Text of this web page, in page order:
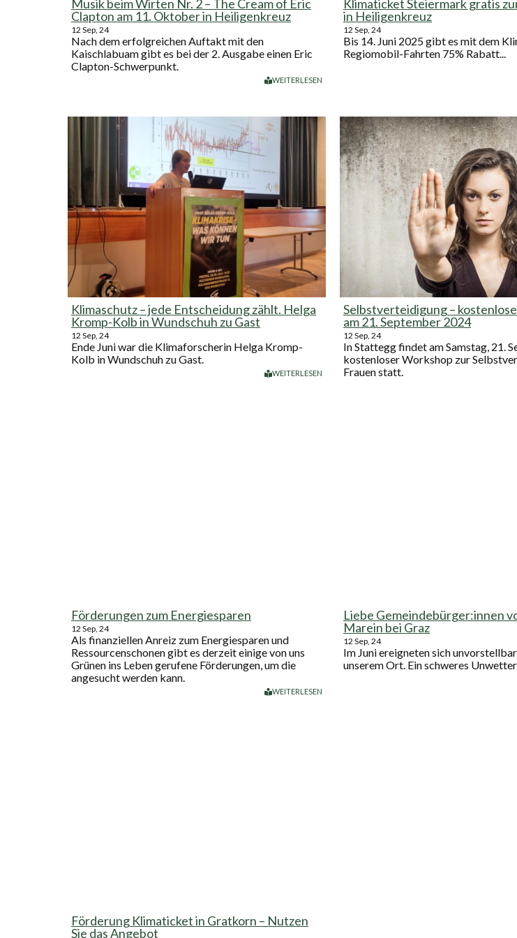
Musik beim Wirten Nr. 2 – The Cream of Eric
Clapton am 11. Oktober in Heiligenkreuz
12 Sep, 24
Nach dem erfolgreichen Auftakt mit den
Kaischlabuam gibt es bei der 2. Ausgabe einen Eric
Clapton-Schwerpunkt.
WEITERLESEN
Klimaticket Steiermark gratis
in Heiligenkreuz
12 Sep, 24
Bis 14. Juni 2025 gibt es mit dem
Regiomobil-Fahrten 75% Rabatt...
Klimaschutz – jede Entscheidung zählt. Helga
Kromp-Kolb in Wundschuh zu Gast
12 Sep, 24
Ende Juni war die Klimaforscherin Helga Kromp-
Kolb in Wundschuh zu Gast.
WEITERLESEN
Selbstverteidigung –
am 21. September 2024
12 Sep, 24
In Stattegg findet am Samstag, 21.
kostenloser Workshop zur
Frauen statt.
Förderungen zum Energiesparen
12 Sep, 24
Als finanziellen Anreiz zum Energiesparen und
Ressourcenschonen gibt es derzeit einige von uns
Grünen ins Leben gerufene Förderungen, um die
angesucht werden kann.
WEITERLESEN
Liebe Gemeindebürger:innen
Marein bei Graz
12 Sep, 24
Im Juni ereigneten sich
unserem Ort. Ein schweres
Förderung Klimaticket in Gratkorn – Nutzen
Sie das Angebot